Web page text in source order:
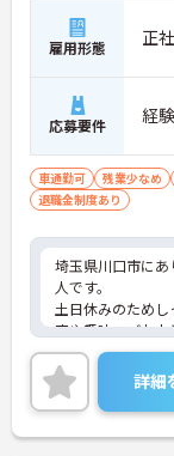
雇用形態 正
応募要件 経
車通勤可 残業少なめ
退職金制度あり
埼玉県川口市に
人です。
土日休みのため
庭や趣味、ご友
におすすめです。
担当件数次第では
ので、モチベー
ご興味のある方
に詳細をご案内
詳細